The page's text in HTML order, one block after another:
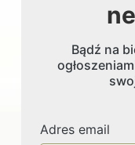
Bądź na
Adres email